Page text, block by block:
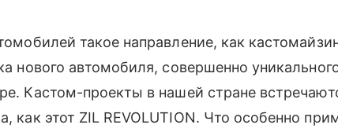
такое направление, как
нового автомобиля, совершенно
Кастом-проекты в нашей стране
как этот ZIL REVOLUTION. Что особенно